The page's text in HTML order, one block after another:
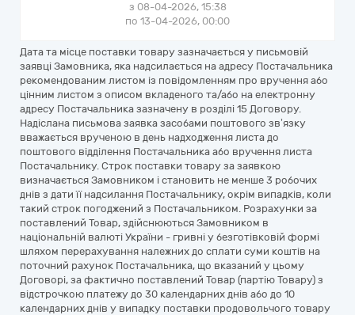
з 08-04-2026, 15:38
по 13-04-2026, 00:00
Дата та місце поставки товару зазначається у письмовій
заявці Замовника, яка надсилається на адресу Постачальника
рекомендованим листом із повідомленням про вручення або
цінним листом з описом вкладеного та/або на електронну
адресу Постачальника зазначену в розділі 15 Договору.
Надіслана письмова заявка засобами поштового зв’язку
вважається врученою в день надходження листа до
поштового відділення Постачальника або вручення листа
Постачальнику. Строк поставки товару за заявкою
визначається Замовником і становить не менше 3 робочих
днів з дати її надсилання Постачальнику, окрім випадків, коли
такий строк погоджений з Постачальником. Розрахунки за
поставлений Товар, здійснюються Замовником в
національній валюті України - гривні у безготівковій формі
шляхом перерахування належних до сплати суми коштів на
поточний рахунок Постачальника, що вказаний у цьому
Договорі, за фактично поставлений Товар (партію Товару) з
відстрочкою платежу до 30 календарних днів або до 10
календарних днів у випадку поставки продовольчого товару